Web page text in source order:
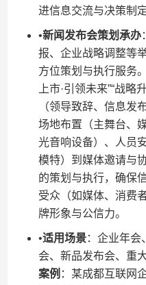
进信息交流与决策制定
•​​新闻发布会策划承办​
报、企业战略调整等
方位策划与执行服务
上市·引领未来”“战略
（领导致辞、信息发
场地布置（主舞台、
光音响设备）、人员
模特）到媒体邀请与
的策划与执行，确保
受众（如媒体、消费
牌形象与公信力。
•​​适用场景​：企业年会
会、新品发布会、重
​案例​ ：某成都互联网